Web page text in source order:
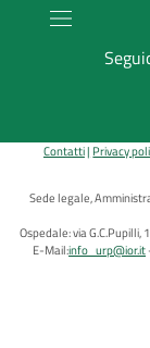
Contatti Privacy
Sede legale,
Ospedale: via
E-Mail:info_urp@ior.it